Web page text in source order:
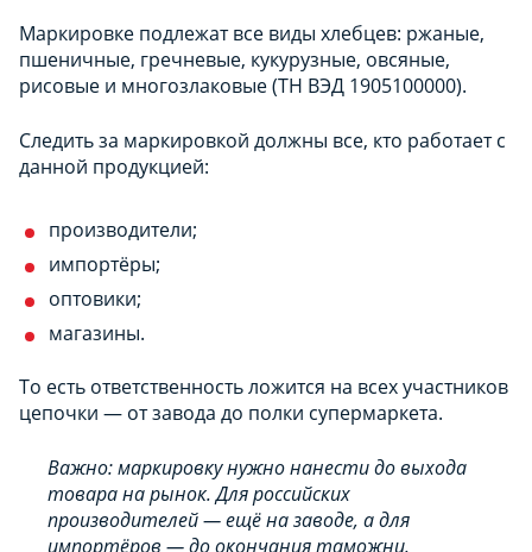
Маркировке подлежат все виды хлебцев: ржаные,
пшеничные, гречневые, кукурузные, овсяные,
рисовые и многозлаковые (ТН ВЭД 1905100000).
Следить за маркировкой должны все, кто работает с
данной продукцией:
производители;
импортёры;
оптовики;
магазины.
То есть ответственность ложится на всех участников
цепочки — от завода до полки супермаркета.
Важно: маркировку нужно нанести до выхода
товара на рынок. Для российских
производителей — ещё на заводе, а для
импортёров — до окончания таможни.